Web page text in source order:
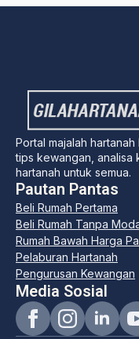
Portal majalah
tips kewangan, analisa
hartanah untuk semua.
Pautan Pantas
Beli Rumah Pertama
Beli Rumah Tanpa
Rumah Bawah Harga
Pelaburan Hartanah
Pengurusan Kewangan
Media Sosial